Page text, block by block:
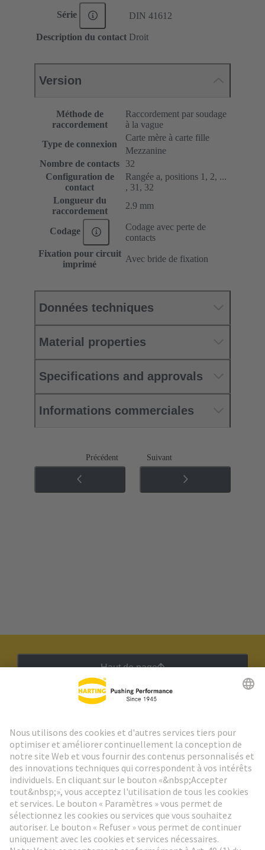
Série DIN 41612
Description du contact Droit
Version
Méthode de
raccordement
Raccordement par soudage
à la vague
Type de connexion
Carte mère à carte fille
Mezzanine
Nombre de contacts
32
Configuration de
contact
Rangée a, positions 1, 2, ...
, 31, 32
Longueur du
raccordement
2.9 mm
Codage
Codage avec perte de
contacts
Fixation pour circuit
imprimé
Avec bride de fixation
Données techniques
Material properties
Specifications and approvals
Informations commerciales
Précédent Suivant
Haut de page
Aller à l'inscription
Social Media